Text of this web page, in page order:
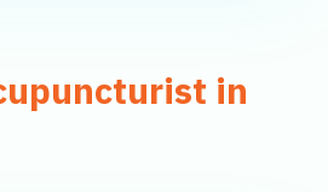
in